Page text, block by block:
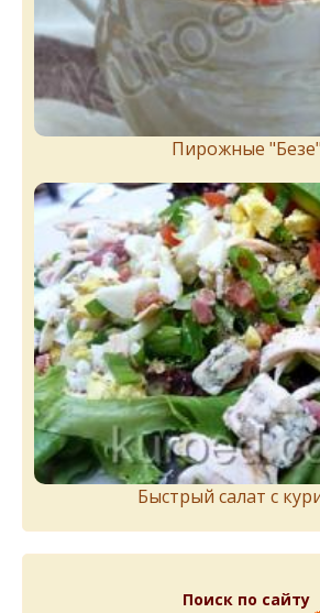
Пирожныe "Бeзe"
Быстрый салат с
Поиск по сайту